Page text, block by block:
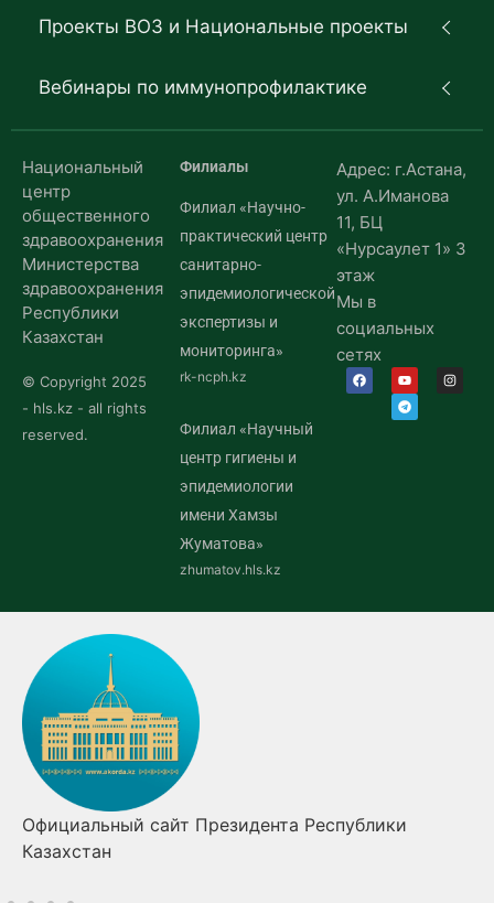
Проекты ВОЗ и Национальные проекты
Вебинары по иммунопрофилактике
Национальный
центр
общественного
здравоохранения
Министерства
здравоохранения
Республики
Казахстан
© Copyright 2025
- hls.kz - all rights
reserved.
Филиалы
Филиал «Научно-
практический центр
санитарно-
эпидемиологической
экспертизы и
мониторинга»
rk-ncph.kz
Филиал «Научный
центр гигиены и
эпидемиологии
имени Хамзы
Жуматова»
zhumatov.hls.kz
Адрес: г.Астана,
ул. А.Иманова
11, БЦ
«Нурсаулет 1» 3
этаж
Мы в
социальных
сетях
Официальный сайт Президента Республики
Казахстан